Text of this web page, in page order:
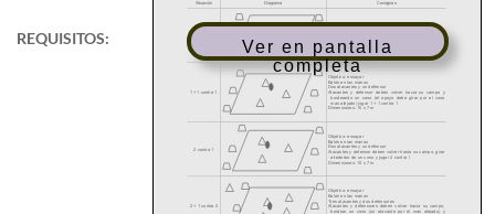
REQUISITOS:
Ver en pantalla
completa